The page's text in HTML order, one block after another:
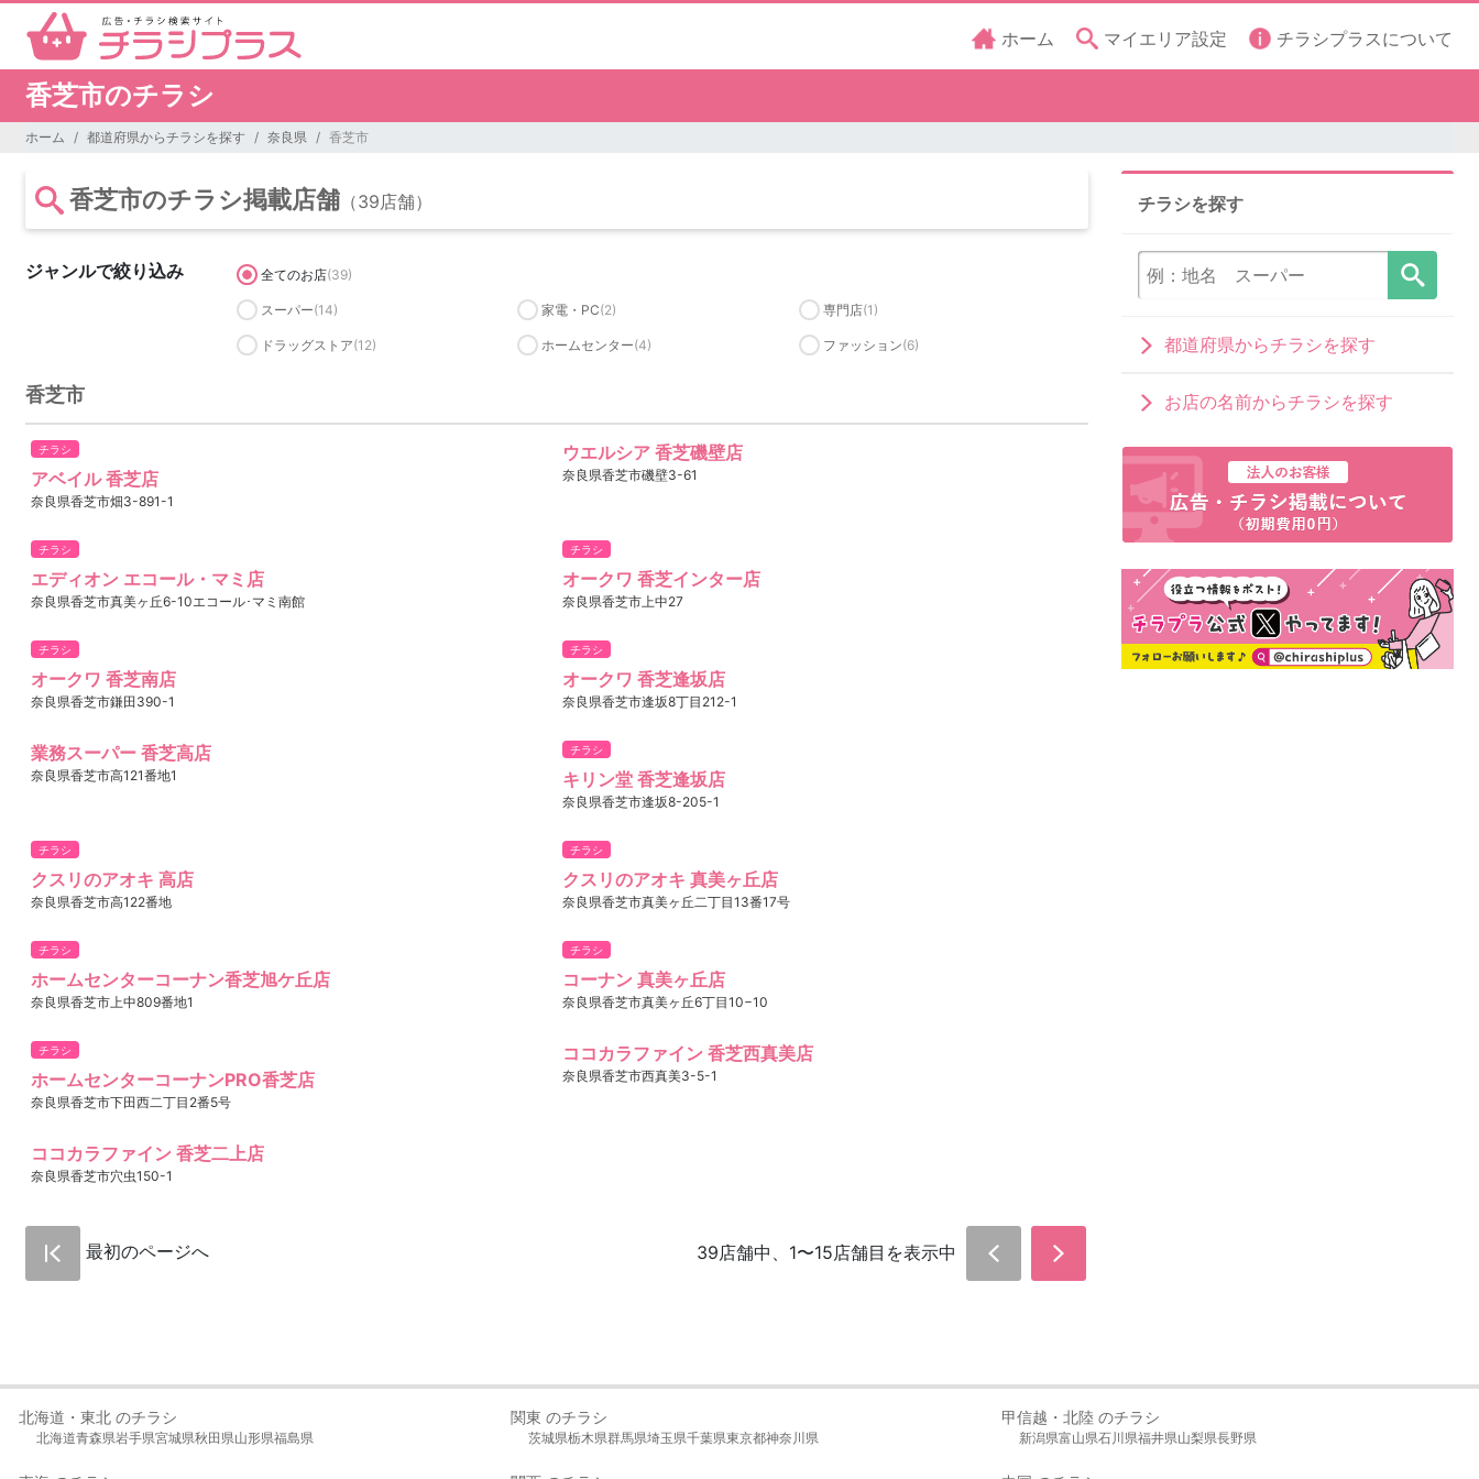
ホーム マイエリア設定 チラシプラスについて
香芝市のチラシ
ホーム 都道府県からチラシを探す 奈良県 香芝市
香芝市のチラシ掲載店舗 （39店舗）
ジャンルで絞り込み 全てのお店(39)
スーパー(14) 家電・PC(2) 専門店(1)
ドラッグストア(12) ホームセンター(4) ファッション(6)
香芝市
チラシ
アベイル 香芝店
奈良県香芝市畑3-891-1
ウエルシア 香芝磯壁店
奈良県香芝市磯壁3-61
チラシ
エディオン エコール・マミ店
奈良県香芝市真美ヶ丘6-10エコール･マミ南館
チラシ
オークワ 香芝インター店
奈良県香芝市上中27
チラシ
オークワ 香芝南店
奈良県香芝市鎌田390-1
チラシ
オークワ 香芝逢坂店
奈良県香芝市逢坂8丁目212-1
業務スーパー 香芝高店
奈良県香芝市高121番地1
チラシ
キリン堂 香芝逢坂店
奈良県香芝市逢坂8-205-1
チラシ
クスリのアオキ 高店
奈良県香芝市高122番地
チラシ
クスリのアオキ 真美ヶ丘店
奈良県香芝市真美ヶ丘二丁目13番17号
チラシ
ホームセンターコーナン香芝旭ケ丘店
奈良県香芝市上中809番地1
チラシ
コーナン 真美ヶ丘店
奈良県香芝市真美ヶ丘6丁目10−10
チラシ
ホームセンターコーナンPRO香芝店
奈良県香芝市下田西二丁目2番5号
ココカラファイン 香芝西真美店
奈良県香芝市西真美3-5-1
ココカラファイン 香芝二上店
奈良県香芝市穴虫150-1
最初のページへ 39店舗中、1〜15店舗目を表示中
チラシを探す
都道府県からチラシを探す
お店の名前からチラシを探す
北海道・東北 のチラシ
北海道青森県岩手県宮城県秋田県山形県福島県
関東 のチラシ
茨城県栃木県群馬県埼玉県千葉県東京都神奈川県
甲信越・北陸 のチラシ
新潟県富山県石川県福井県山梨県長野県